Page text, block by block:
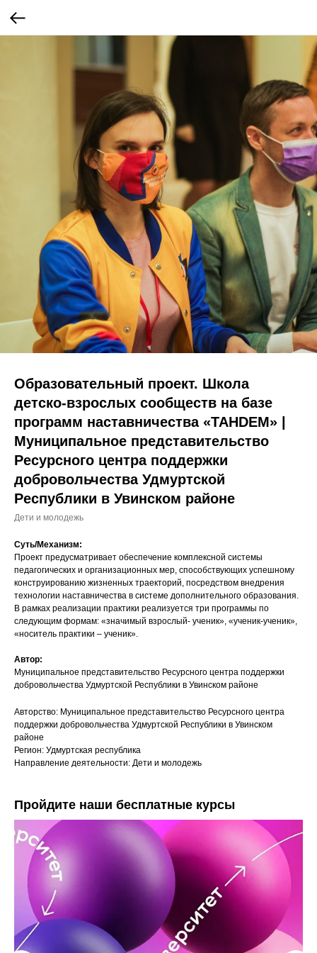
Образовательный проект. Школа
детско-взрослых сообществ на базе
программ наставничества «TAHDEM» |
Муниципальное представительство
Ресурсного центра поддержки
добровольчества Удмуртской
Республики в Увинском районе
Дети и молодежь
Суть/Механизм:
Проект предусматривает обеспечение комплексной системы
педагогических и организационных мер, способствующих успешному
конструированию жизненных траекторий, посредством внедрения
технологии наставничества в системе дополнительного образования.
В рамках реализации практики реализуется три программы по
следующим формам: «значимый взрослый- ученик», «ученик-ученик»,
«носитель практики – ученик».
Автор:
Муниципальное представительство Ресурсного центра поддержки
добровольчества Удмуртской Республики в Увинском районе
Авторство: Муниципальное представительство Ресурсного центра
поддержки добровольчества Удмуртской Республики в Увинском
районе
Регион: Удмуртская республика
Направление деятельности: Дети и молодежь
Пройдите наши бесплатные курсы